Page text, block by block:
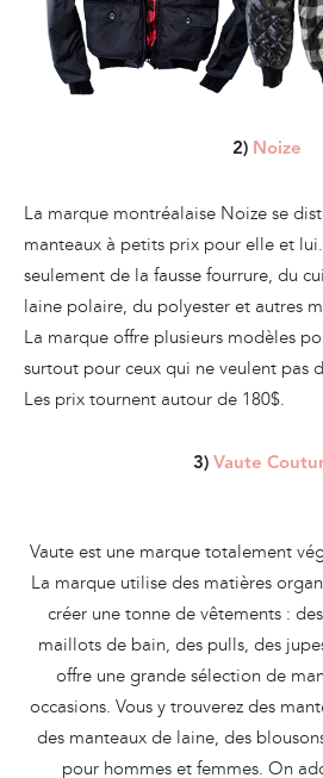
2) Noize
La marque montréalaise Noize se
manteaux à petits prix pour elle et
seulement de la fausse fourrure, du
laine polaire, du polyester et autres
La marque offre plusieurs modèles
surtout pour ceux qui ne veulent pas
Les prix tournent autour de 180$.
3) Vaute
Vaute est une marque totalement
La marque utilise des matières
créer une tonne de vêtements :
maillots de bain, des pulls, des
offre une grande sélection de
occasions. Vous y trouverez des
des manteaux de laine, des
pour hommes et femmes. On